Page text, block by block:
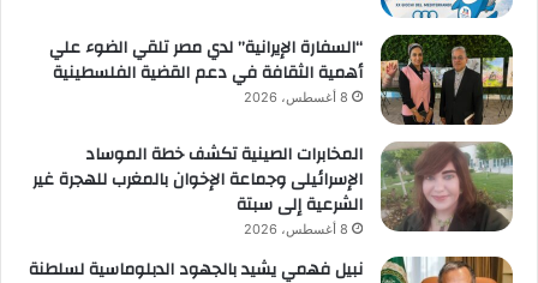
“السفارة الإيرانية” لدي مصر تلقي الضوء علي
أهمية الثقافة في دعم القضية الفلسطينية
8 أغسطس، 2026
المخابرات الصينية تكشف خطة الموساد
الإسرائيلى وجماعة الإخوان بالمغرب للهجرة غير
الشرعية إلى سبتة
8 أغسطس، 2026
نبيل فهمي يشيد بالجهود الدبلوماسية لسلطنة